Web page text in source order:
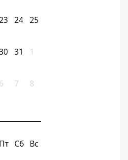
24 25
31 1
6 7 8
Пт Сб Вс